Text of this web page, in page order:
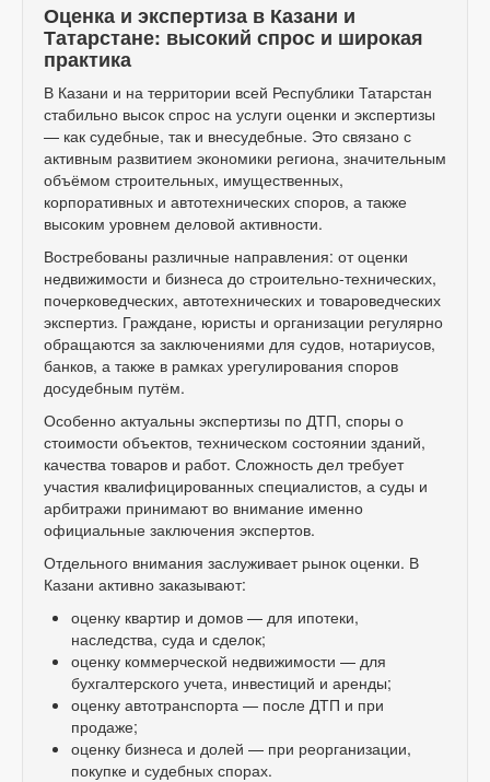
Оценка и экспертиза в Казани и
Татарстане: высокий спрос и широкая
практика
В Казани и на территории всей Республики Татарстан
стабильно высок спрос на услуги оценки и экспертизы
— как судебные, так и внесудебные. Это связано с
активным развитием экономики региона, значительным
объёмом строительных, имущественных,
корпоративных и автотехнических споров, а также
высоким уровнем деловой активности.
Востребованы различные направления: от оценки
недвижимости и бизнеса до строительно-технических,
почерковедческих, автотехнических и товароведческих
экспертиз. Граждане, юристы и организации регулярно
обращаются за заключениями для судов, нотариусов,
банков, а также в рамках урегулирования споров
досудебным путём.
Особенно актуальны экспертизы по ДТП, споры о
стоимости объектов, техническом состоянии зданий,
качества товаров и работ. Сложность дел требует
участия квалифицированных специалистов, а суды и
арбитражи принимают во внимание именно
официальные заключения экспертов.
Отдельного внимания заслуживает рынок оценки. В
Казани активно заказывают:
оценку квартир и домов — для ипотеки,
наследства, суда и сделок;
оценку коммерческой недвижимости — для
бухгалтерского учета, инвестиций и аренды;
оценку автотранспорта — после ДТП и при
продаже;
оценку бизнеса и долей — при реорганизации,
покупке и судебных спорах.